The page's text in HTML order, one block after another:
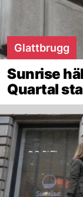
Glattbrugg
Sunrise
Quartal